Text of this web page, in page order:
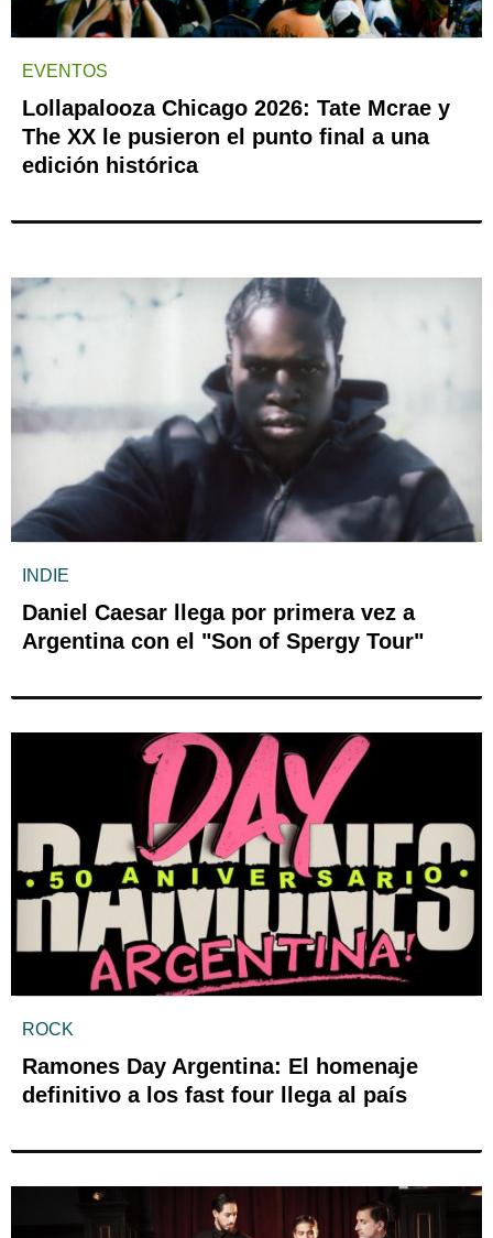
EVENTOS
Lollapalooza Chicago 2026: Tate Mcrae y
The XX le pusieron el punto final a una
edición histórica
INDIE
Daniel Caesar llega por primera vez a
Argentina con el "Son of Spergy Tour"
ROCK
Ramones Day Argentina: El homenaje
definitivo a los fast four llega al país